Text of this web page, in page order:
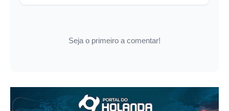
Seja o primeiro a comentar!